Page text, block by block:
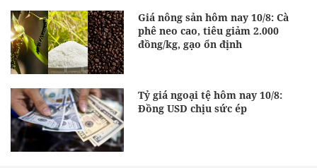
Giá nông sản hôm nay 10/8: Cà
phê neo cao, tiêu giảm 2.000
đồng/kg, gạo ổn định
Tỷ giá ngoại tệ hôm nay 10/8:
Đồng USD chịu sức ép